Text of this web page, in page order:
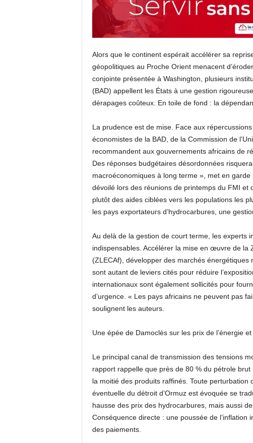
Alors que le continent espérait accélérer sa
géopolitiques au Proche Orient menacent
conjointe présentée à Washington, plusieurs
(BAD) appellent les États à une gestion
dérapages coûteux. En toile de fond : la
La prudence est de mise. Face aux
économistes de la BAD, de la Commission de
recommandent aux gouvernements africains de
Des réponses budgétaires désordonnées
macroéconomiques à long terme », met en garde
dévoilé lors des réunions de printemps du FMI et
plutôt des aides ciblées vers les populations les
les pays exportateurs d’hydrocarbures, une
Au delà de la gestion de court terme, les experts
indispensables. Accélérer la mise en œuvre de la
(ZLECAf), développer des marchés énergétiques
sont autant de leviers cités pour réduire
internationaux sont également sollicités pour
d’urgence. « Les pays africains ne peuvent pas
soulignent les auteurs.
Une épée de Damoclès sur les prix de l’énergie
Le principal canal de transmission des tensions
rapport rappelle que près de 80 % du pétrole
la moitié des produits raffinés. Toute
éventuelle du détroit d’Ormuz est évoquée se
hausse des prix des hydrocarbures, mais aussi
Conséquence directe : une poussée de
des paiements.